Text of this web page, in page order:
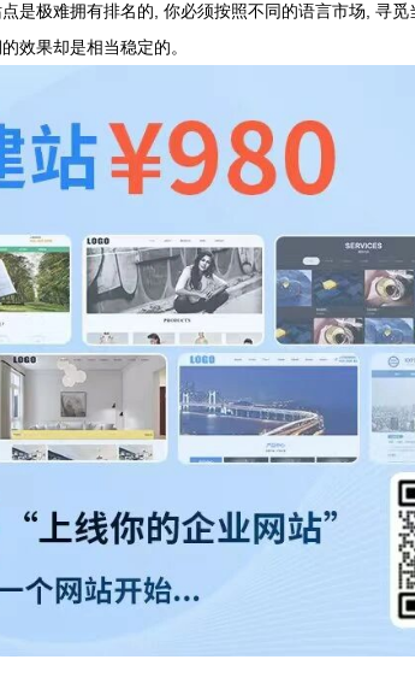
是极难拥有排名的, 你必须按照不同的语言市场, 寻
效果却是相当稳定的。